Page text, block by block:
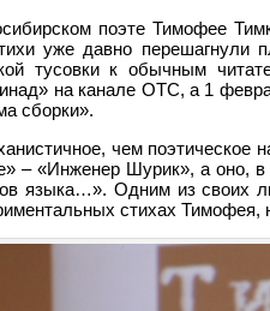
поэте Тимофее
уже давно перешагнули
тусовки к обычным
на канале ОТС, а 1
сборки».
чем поэтическое
– «Инженер Шурик», а оно,
языка…». Одним из своих
стихах Тимофея,